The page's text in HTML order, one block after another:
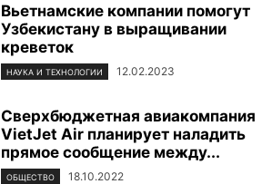
Вьетнамские компании помогут
Узбекистану в выращивании
креветок
НАУКА И ТЕХНОЛОГИИ 12.02.2023
Сверхбюджетная авиакомпания
VietJet Air планирует наладить
прямое сообщение между...
ОБЩЕСТВО 18.10.2022